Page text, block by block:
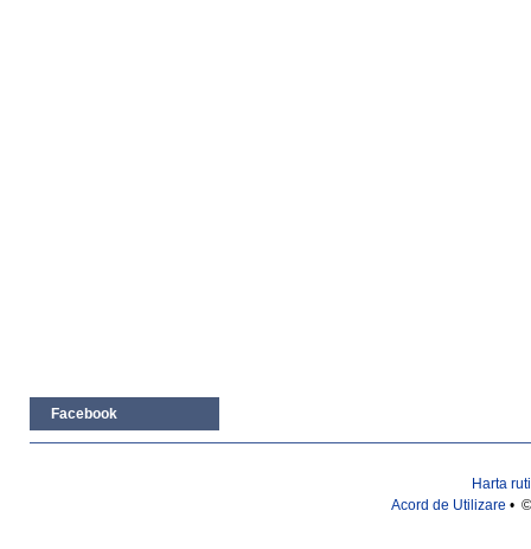
Facebook
Harta
Acord de Utilizare •